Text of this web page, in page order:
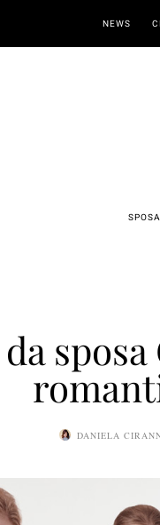
NEWS
SPOSA
sposa
DANIELA